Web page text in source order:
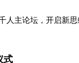
主论坛，开启新思
式